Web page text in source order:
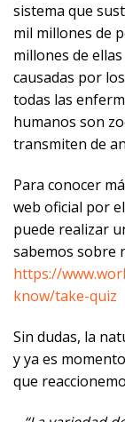
sistema que
mil millones de
millones de
causadas por
todas las
humanos son
transmiten de
Para conocer
web oficial por
puede realizar
sabemos sobre
https://
know/take-quiz
Sin dudas, la
y ya es
que